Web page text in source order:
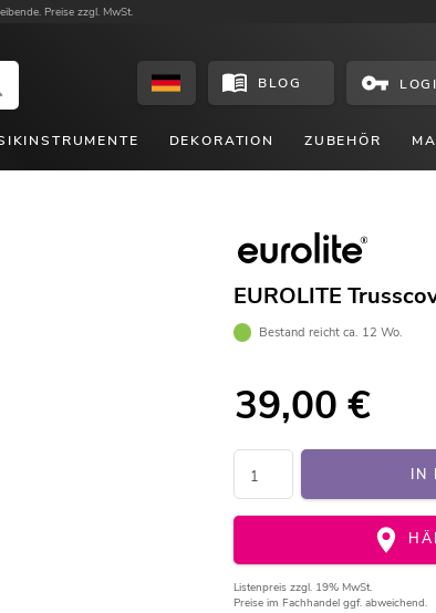
Preise zzgl. MwSt.
BLOG
DEKORATION ZUBEHÖR
EUROLITE
Bestand reicht ca. 12 Wo.
39,00 €
IN
Listenpreis zzgl. 19% MwSt.
Preise im Fachhandel ggf. abweichend.